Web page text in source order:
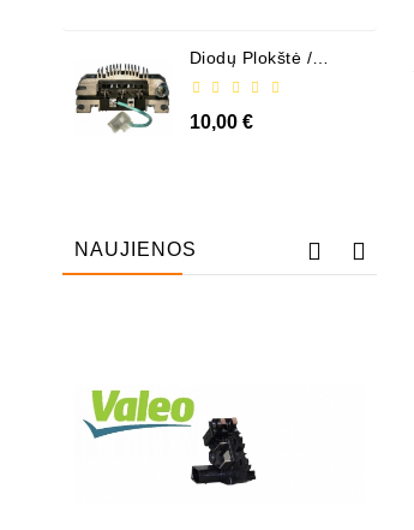
Diodų Plokštė /
10,00 €
NAUJIENOS